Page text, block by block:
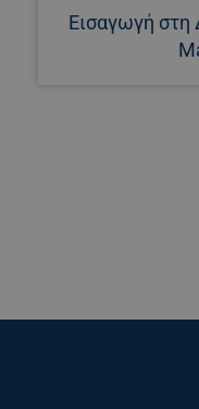
Εισαγωγή στη